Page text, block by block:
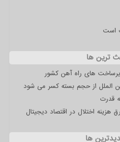
است
ترین ها
های راه آهن کشور
الملل از حجم بسته کسر می شود
قدرت
هزینه اختلال در اقتصاد دیجیتال
ها